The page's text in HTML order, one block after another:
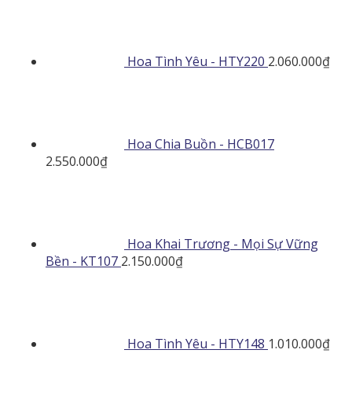
Hoa Tình Yêu - HTY220 2.060.000₫
Hoa Chia Buồn - HCB017
2.550.000₫
Hoa Khai Trương - Mọi Sự Vững
Bền - KT107 2.150.000₫
Hoa Tình Yêu - HTY148 1.010.000₫